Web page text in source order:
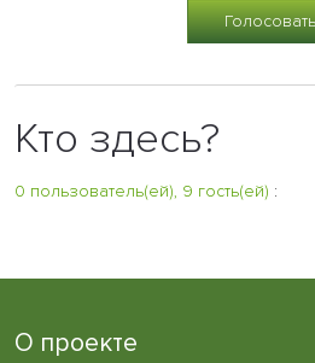
Кто здесь?
0 пользователь(ей), 9 гость(ей) :
О проекте